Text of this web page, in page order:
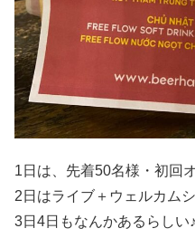
1日は、先着50名様・初回
2日はライブ＋ウェルカム
3日4日もなんかあるらしい♪